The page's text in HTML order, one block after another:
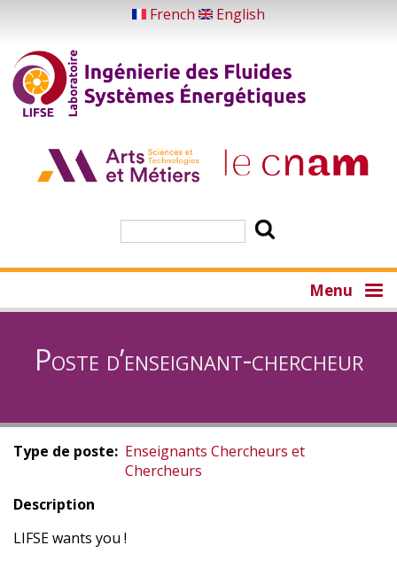
contenu
principal
French English
Menu
Poste d’enseignant-chercheur
Type de poste
Enseignants Chercheurs et
Chercheurs
Description
LIFSE wants you !